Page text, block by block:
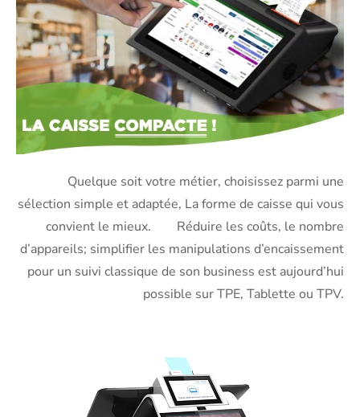
Quelque soit votre métier, choisissez parmi une
sélection simple et adaptée, La forme de caisse qui vous
convient le mieux. Réduire les coûts, le nombre
d’appareils; simplifier les manipulations d’encaissement
pour un suivi classique de son business est aujourd’hui
possible sur TPE, Tablette ou TPV.